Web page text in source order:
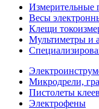
Измерительные
Весы
Клещи
Мультиметры и
Микродрели,
Пистолеты
Электрофены